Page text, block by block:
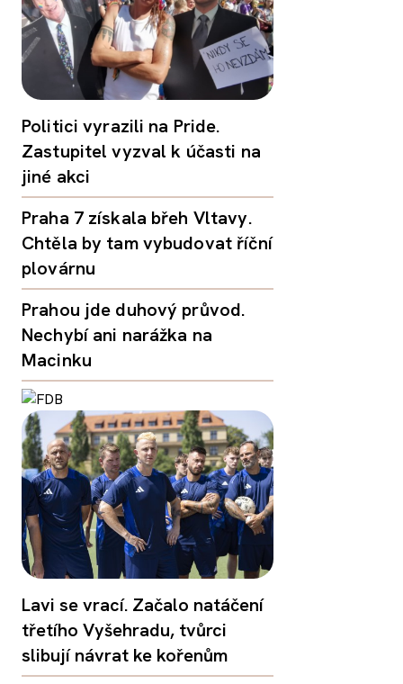
Politici vyrazili na Pride.
Zastupitel vyzval k účasti na
jiné akci
Praha 7 získala břeh Vltavy.
Chtěla by tam vybudovat říční
plovárnu
Prahou jde duhový průvod.
Nechybí ani narážka na
Macinku
Lavi se vrací. Začalo natáčení
třetího Vyšehradu, tvůrci
slibují návrat ke kořenům